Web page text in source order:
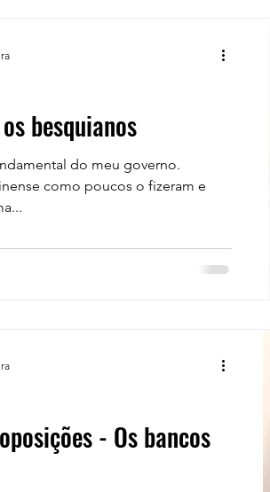
besquianos
do meu governo.
como poucos o fizeram e
- Os bancos